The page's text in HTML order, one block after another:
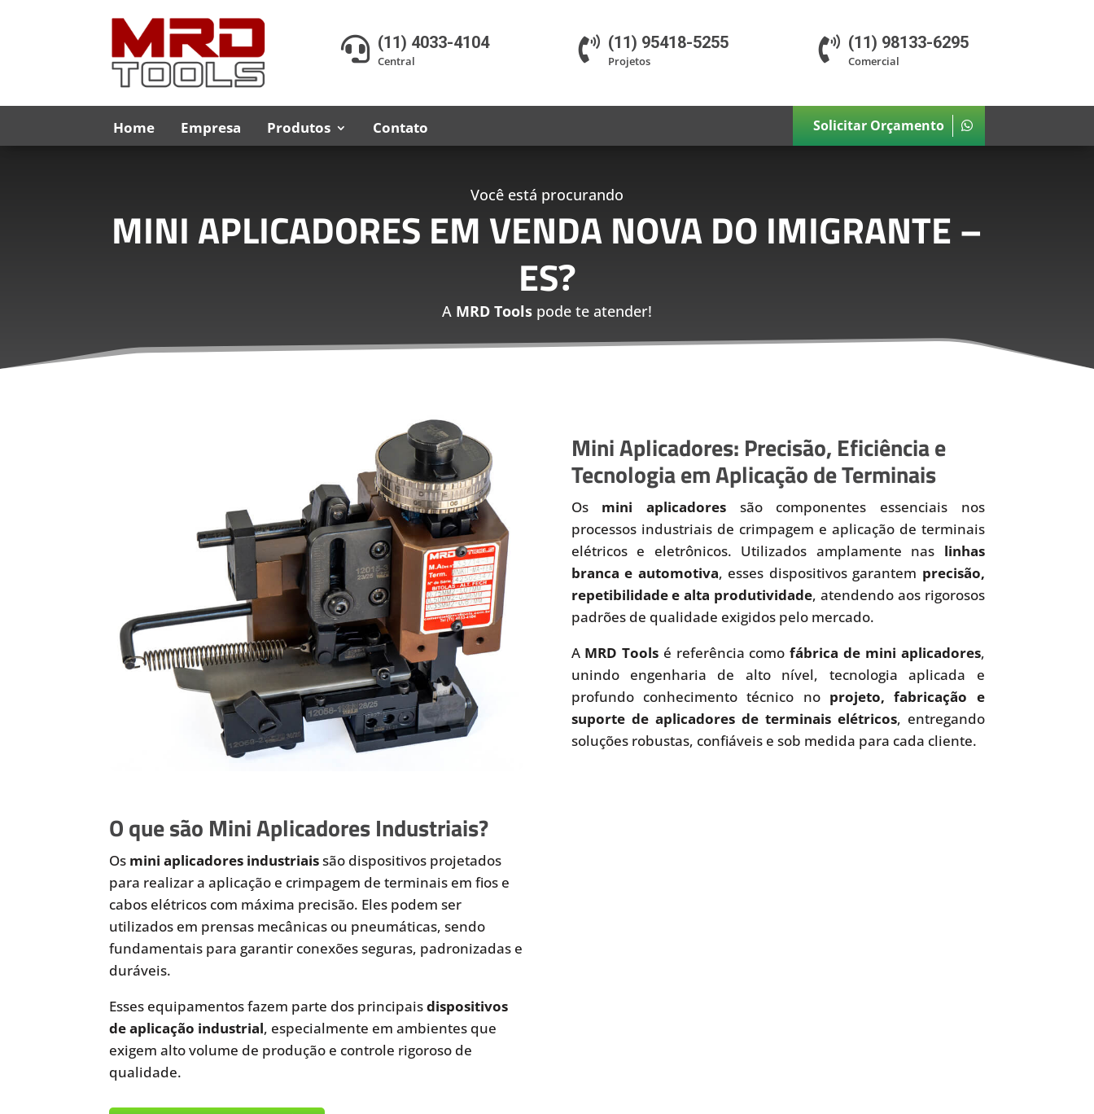
 (11) 4033-4104
Central  (11) 95418-5255
Projetos  (11) 98133-6295
Comercial
Home Empresa Produtos Contato Solicitar Orçamento
Você está procurando
MINI APLICADORES EM VENDA NOVA DO IMIGRANTE –
ES?
A MRD Tools pode te atender!
Mini Aplicadores: Precisão, Eficiência e
Tecnologia em Aplicação de Terminais
Os mini aplicadoressão componentes essenciais nos
processos industriais de crimpagem e aplicação de terminais
elétricos e eletrônicos. Utilizados amplamente nas linhas
branca e automotiva, esses dispositivos garantem precisão,
repetibilidade e alta produtividade, atendendo aos rigorosos
padrões de qualidade exigidos pelo mercado.
A MRD Tools é referência comofábrica de mini aplicadores,
unindo engenharia de alto nível, tecnologia aplicada e
profundo conhecimento técnico no projeto, fabricação e
suporte de aplicadores de terminais elétricos, entregando
soluções robustas, confiáveis e sob medida para cada cliente.
O que são Mini Aplicadores Industriais?
Os mini aplicadores industriaissão dispositivos projetados
para realizar a aplicação e crimpagem de terminais em fios e
cabos elétricos com máxima precisão. Eles podem ser
utilizados em prensas mecânicas ou pneumáticas, sendo
fundamentais para garantir conexões seguras, padronizadas e
duráveis.
Esses equipamentos fazem parte dos principaisdispositivos
de aplicação industrial, especialmente em ambientes que
exigem alto volume de produção e controle rigoroso de
qualidade.